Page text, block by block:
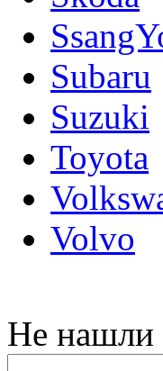
Subaru
Suzuki
Toyota
Volvo
Не нашли